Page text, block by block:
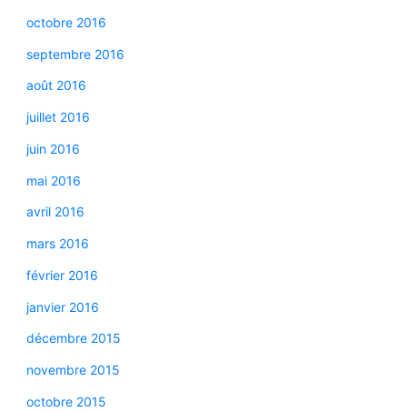
octobre 2016
septembre 2016
août 2016
juillet 2016
juin 2016
mai 2016
avril 2016
mars 2016
février 2016
janvier 2016
décembre 2015
novembre 2015
octobre 2015